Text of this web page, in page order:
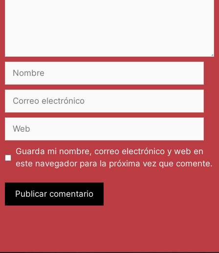
Guarda mi nombre, correo electrónico y web en
este navegador para la próxima vez que comente.